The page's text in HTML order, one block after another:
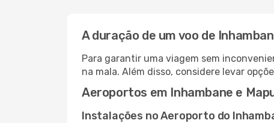
A duração de um voo de
Para garantir uma viagem sem
na mala. Além disso, considere levar
Aeroportos em Inhambane e
Instalações no Aeroporto do